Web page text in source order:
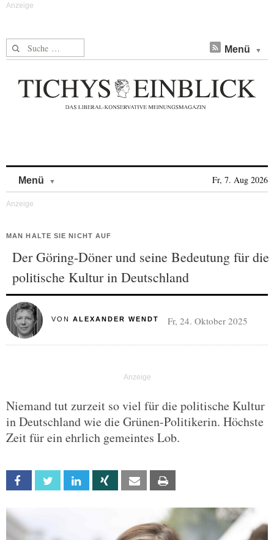
Suche nach: Menü
Menü Fr, 7. Aug 2026
MAN HALTE SIE NICHT AUF
Der Göring-Döner und seine Bedeutung für die
politische Kultur in Deutschland
VON ALEXANDER WENDT Fr, 24. Oktober 2025
Niemand tut zurzeit so viel für die politische Kultur
in Deutschland wie die Grünen-Politikerin. Höchste
Zeit für ein ehrlich gemeintes Lob.
Facebook Twitter Linkedin Xing Email